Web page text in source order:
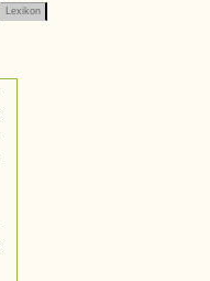
Lexikon